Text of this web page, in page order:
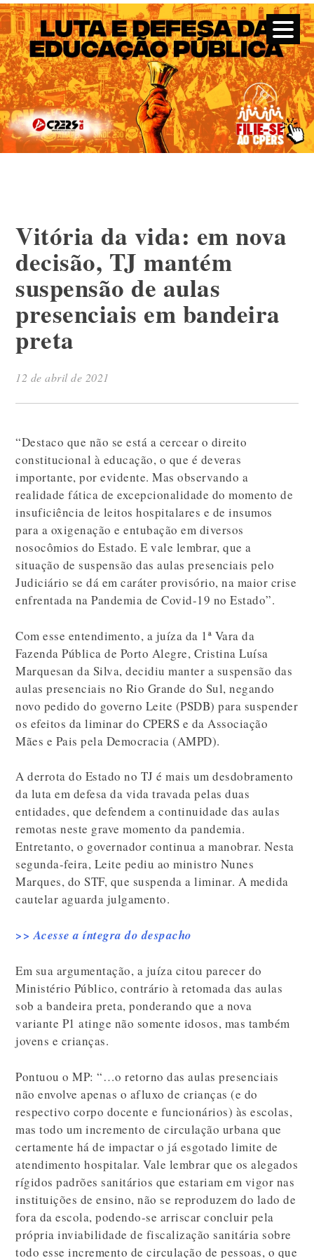
CPERS – Sindicato
CPERS – Sindicato dos Professores e Funcionários de escola
do Estado do Rio Grande do Sul
Vitória da vida: em nova
decisão, TJ mantém
suspensão de aulas
presenciais em bandeira
preta
12 de abril de 2021
“Destaco que não se está a cercear o direito
constitucional à educação, o que é deveras
importante, por evidente. Mas observando a
realidade fática de excepcionalidade do momento de
insuficiência de leitos hospitalares e de insumos
para a oxigenação e entubação em diversos
nosocômios do Estado. E vale lembrar, que a
situação de suspensão das aulas presenciais pelo
Judiciário se dá em caráter provisório, na maior crise
enfrentada na Pandemia de Covid-19 no Estado”.
Com esse entendimento, a juíza da 1ª Vara da
Fazenda Pública de Porto Alegre, Cristina Luísa
Marquesan da Silva, decidiu manter a suspensão das
aulas presenciais no Rio Grande do Sul, negando
novo pedido do governo Leite (PSDB) para suspender
os efeitos da liminar do CPERS e da Associação
Mães e Pais pela Democracia (AMPD).
A derrota do Estado no TJ é mais um desdobramento
da luta em defesa da vida travada pelas duas
entidades, que defendem a continuidade das aulas
remotas neste grave momento da pandemia.
Entretanto, o governador continua a manobrar. Nesta
segunda-feira, Leite pediu ao ministro Nunes
Marques, do STF, que suspenda a liminar. A medida
cautelar aguarda julgamento.
>> Acesse a íntegra do despacho
Em sua argumentação, a juíza citou parecer do
Ministério Público, contrário à retomada das aulas
sob a bandeira preta, ponderando que a nova
variante P1 atinge não somente idosos, mas também
jovens e crianças.
Pontuou o MP: “…o retorno das aulas presenciais
não envolve apenas o afluxo de crianças (e do
respectivo corpo docente e funcionários) às escolas,
mas todo um incremento de circulação urbana que
certamente há de impactar o já esgotado limite de
atendimento hospitalar. Vale lembrar que os alegados
rígidos padrões sanitários que estariam em vigor nas
instituições de ensino, não se reproduzem do lado de
fora da escola, podendo-se arriscar concluir pela
própria inviabilidade de fiscalização sanitária sobre
todo esse incremento de circulação de pessoas, o que